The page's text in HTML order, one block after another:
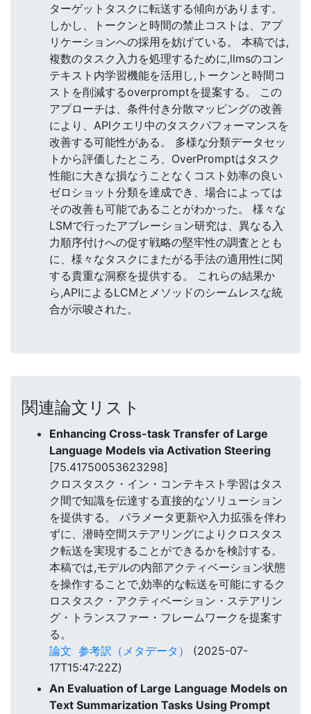
ターゲットタスクに転送する傾向があります。
しかし、トークンと時間の禁止コストは、アプ
リケーションへの採用を妨げている。 本稿では,
複数のタスク入力を処理するために,llmsのコン
テキスト内学習機能を活用し,トークンと時間コ
ストを削減するoverpromptを提案する。 この
アプローチは、条件付き分散マッピングの改善
により、APIクエリ中のタスクパフォーマンスを
改善する可能性がある。 多様な分類データセッ
トから評価したところ、OverPromptはタスク
性能に大きな損なうことなくコスト効率の良い
ゼロショット分類を達成でき、場合によっては
その改善も可能であることがわかった。 様々な
LSMで行ったアブレーション研究は、異なる入
力順序付けへの促す戦略の堅牢性の調査ととも
に、様々なタスクにまたがる手法の適用性に関
する貴重な洞察を提供する。 これらの結果か
ら,APIによるLCMとメソッドのシームレスな統
合が示唆された。
関連論文リスト
Enhancing Cross-task Transfer of Large
Language Models via Activation Steering
[75.41750053623298]
クロスタスク・イン・コンテキスト学習はタス
ク間で知識を伝達する直接的なソリューション
を提供する。 パラメータ更新や入力拡張を伴わ
ずに、潜時空間ステアリングによりクロスタス
ク転送を実現することができるかを検討する。
本稿では,モデルの内部アクティベーション状態
を操作することで,効率的な転送を可能にするク
ロスタスク・アクティベーション・ステアリン
グ・トランスファー・フレームワークを提案す
る。
論文 参考訳（メタデータ）
(2025-07-
17T15:47:22Z)
An Evaluation of Large Language Models on
Text Summarization Tasks Using Prompt